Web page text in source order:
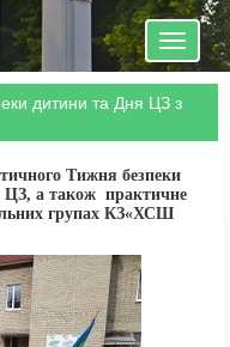
Toggle
дитини та Дня ЦЗ з
Тижня безпеки
ЦЗ, а також практичне
групах КЗ«ХСШ